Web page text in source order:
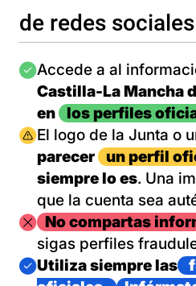
de redes sociales
Imagen
Accede a al
Castilla-La Mancha
en
los perfiles
Imagen
El logo de la Junta o
parecer
un perfil
siempre lo es. Una
que la cuenta sea
ImagenNo compartas
sigas perfiles
Imagen
Utiliza siempre las